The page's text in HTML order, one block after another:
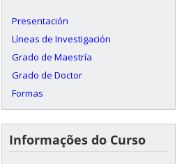
Presentación
Líneas de Investigación
Grado de Maestría
Grado de Doctor
Formas
Informações do Curso